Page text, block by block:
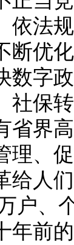
依法
断优
数字
社保
省界
理、
给人
户、
年前